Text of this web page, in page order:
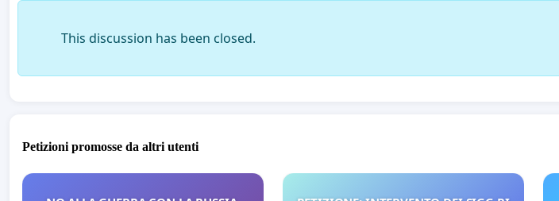
This discussion has been closed.
Petizioni promosse da altri utenti